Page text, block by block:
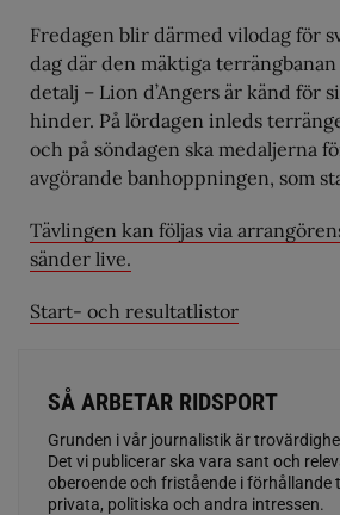
Fredagen blir därmed vilodag för
dag där den mäktiga
detalj – Lion d’Angers är känd för
hinder. På lördagen inleds
och på söndagen ska medaljerna
avgörande banhoppningen, som
Tävlingen kan följas via
sänder live.
Start- och resultatlistor
SÅ ARBETAR RIDSPORT
Grunden i vår journalistik är
Det vi publicerar ska vara sant och
oberoende och fristående i förhållande
privata, politiska och andra intressen.